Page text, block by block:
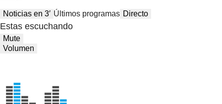
Noticias en 3′ Últimos programas Directo
Estas escuchando
Mute
Volumen